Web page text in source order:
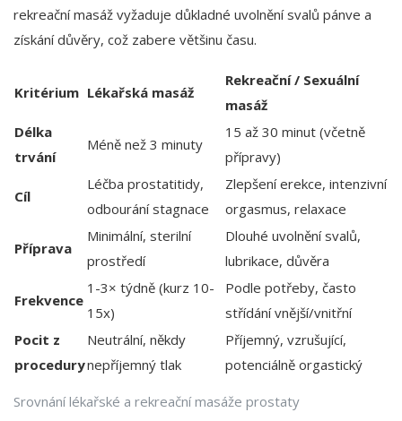
rekreační masáž vyžaduje důkladné uvolnění svalů pánve a
získání důvěry, což zabere většinu času.
Srovnání lékařské a rekreační masáže prostaty
Kritérium Lékařská masáž
Rekreační / Sexuální
masáž
Délka
trvání
Méně než 3 minuty
15 až 30 minut (včetně
přípravy)
Cíl
Léčba prostatitidy,
odbourání stagnace
Zlepšení erekce, intenzivní
orgasmus, relaxace
Příprava
Minimální, sterilní
prostředí
Dlouhé uvolnění svalů,
lubrikace, důvěra
Frekvence
1-3× týdně (kurz 10-
15x)
Podle potřeby, často
střídání vnější/vnitřní
Pocit z
procedury
Neutrální, někdy
nepříjemný tlak
Příjemný, vzrušující,
potenciálně orgastický